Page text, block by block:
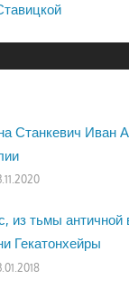
Станкевич Иван
из тьмы
Гекатонхейры